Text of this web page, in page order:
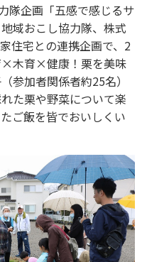
隊企画「五感で感じるサ
域おこし協力隊、株式
住宅との連携企画で、2
×木育×健康！栗を美味
参加者関係者約25名）
た栗や野菜について楽
ご飯を皆でおいしくい